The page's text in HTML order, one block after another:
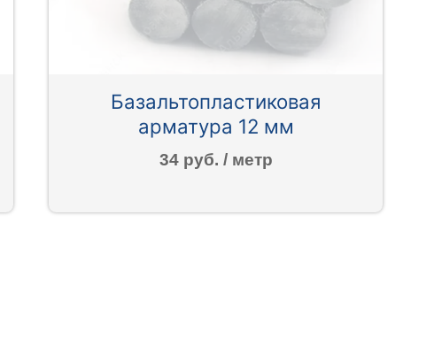
Базальтопластиковая
арматура 12 мм
34 руб. / метр